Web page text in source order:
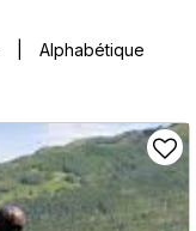
Alphabétique